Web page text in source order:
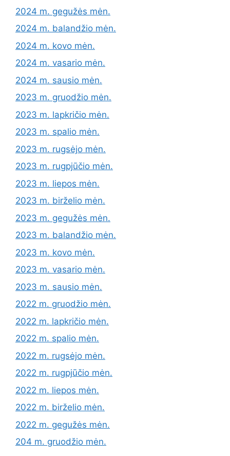
2024 m. gegužės mėn.
2024 m. balandžio mėn.
2024 m. kovo mėn.
2024 m. vasario mėn.
2024 m. sausio mėn.
2023 m. gruodžio mėn.
2023 m. lapkričio mėn.
2023 m. spalio mėn.
2023 m. rugsėjo mėn.
2023 m. rugpjūčio mėn.
2023 m. liepos mėn.
2023 m. birželio mėn.
2023 m. gegužės mėn.
2023 m. balandžio mėn.
2023 m. kovo mėn.
2023 m. vasario mėn.
2023 m. sausio mėn.
2022 m. gruodžio mėn.
2022 m. lapkričio mėn.
2022 m. spalio mėn.
2022 m. rugsėjo mėn.
2022 m. rugpjūčio mėn.
2022 m. liepos mėn.
2022 m. birželio mėn.
2022 m. gegužės mėn.
204 m. gruodžio mėn.